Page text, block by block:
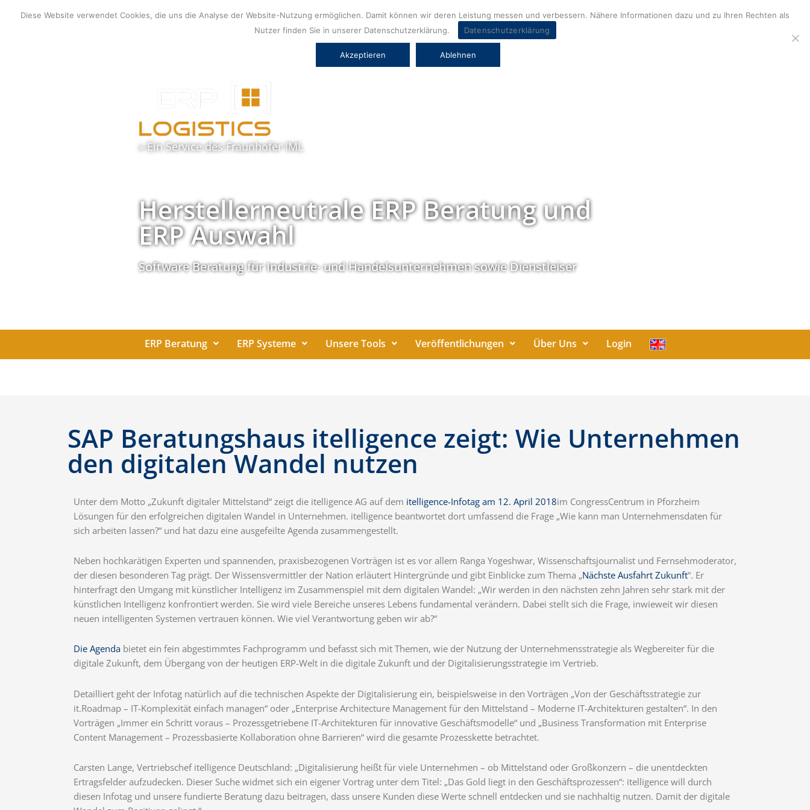
Inhalt
» Ein Service desFraunhofer IML
Herstellerneutrale ERP Beratung und
ERP Auswahl
Software Beratung für Industrie- und Handelsunternehmen sowie Dienstleiser
ERP Beratung ERP Systeme Unsere Tools Veröffentlichungen Über Uns Login
SAP Beratungshaus itelligence zeigt: Wie Unternehmen
den digitalen Wandel nutzen
Unter dem Motto „Zukunft digitaler Mittelstand“ zeigt die itelligence AG auf dem itelligence-Infotag am 12. April 2018im CongressCentrum in Pforzheim
Lösungen für den erfolgreichen digitalen Wandel in Unternehmen. itelligence beantwortet dort umfassend die Frage „Wie kann man Unternehmensdaten für
sich arbeiten lassen?“ und hat dazu eine ausgefeilte Agenda zusammengestellt.
Neben hochkarätigen Experten und spannenden, praxisbezogenen Vorträgen ist es vor allem Ranga Yogeshwar, Wissenschaftsjournalist und Fernsehmoderator,
der diesen besonderen Tag prägt. Der Wissensvermittler der Nation erläutert Hintergründe und gibt Einblicke zum Thema „Nächste Ausfahrt Zukunft“. Er
hinterfragt den Umgang mit künstlicher Intelligenz im Zusammenspiel mit dem digitalen Wandel: „Wir werden in den nächsten zehn Jahren sehr stark mit der
künstlichen Intelligenz konfrontiert werden. Sie wird viele Bereiche unseres Lebens fundamental verändern. Dabei stellt sich die Frage, inwieweit wir diesen
neuen intelligenten Systemen vertrauen können. Wie viel Verantwortung geben wir ab?“
Die Agenda bietet ein fein abgestimmtes Fachprogramm und befasst sich mit Themen, wie der Nutzung der Unternehmensstrategie als Wegbereiter für die
digitale Zukunft, dem Übergang von der heutigen ERP-Welt in die digitale Zukunft und der Digitalisierungsstrategie im Vertrieb.
Detailliert geht der Infotag natürlich auf die technischen Aspekte der Digitalisierung ein, beispielsweise in den Vorträgen „Von der Geschäftsstrategie zur
it.Roadmap – IT-Komplexität einfach managen“ oder „Enterprise Architecture Management für den Mittelstand – Moderne IT-Architekturen gestalten“. In den
Vorträgen „Immer ein Schritt voraus – Prozessgetriebene IT-Architekturen für innovative Geschäftsmodelle“ und „Business Transformation mit Enterprise
Content Management – Prozessbasierte Kollaboration ohne Barrieren“ wird die gesamte Prozesskette betrachtet.
Carsten Lange, Vertriebschef itelligence Deutschland: „Digitalisierung heißt für viele Unternehmen – ob Mittelstand oder Großkonzern – die unentdeckten
Ertragsfelder aufzudecken. Dieser Suche widmet sich ein eigener Vortrag unter dem Titel: „Das Gold liegt in den Geschäftsprozessen“: itelligence will durch
diesen Infotag und unsere fundierte Beratung dazu beitragen, dass unsere Kunden diese Werte schnell entdecken und sie nachhaltig nutzen. Damit der digitale
Diese Website verwendet Cookies, die uns die Analyse der Website-Nutzung ermöglichen. Damit können wir deren Leistung messen und verbessern. Nähere Informationen dazu und zu Ihren Rechten als
Nutzer finden Sie in unserer Datenschutzerklärung.
Datenschutzerklärung
Akzeptieren Ablehnen